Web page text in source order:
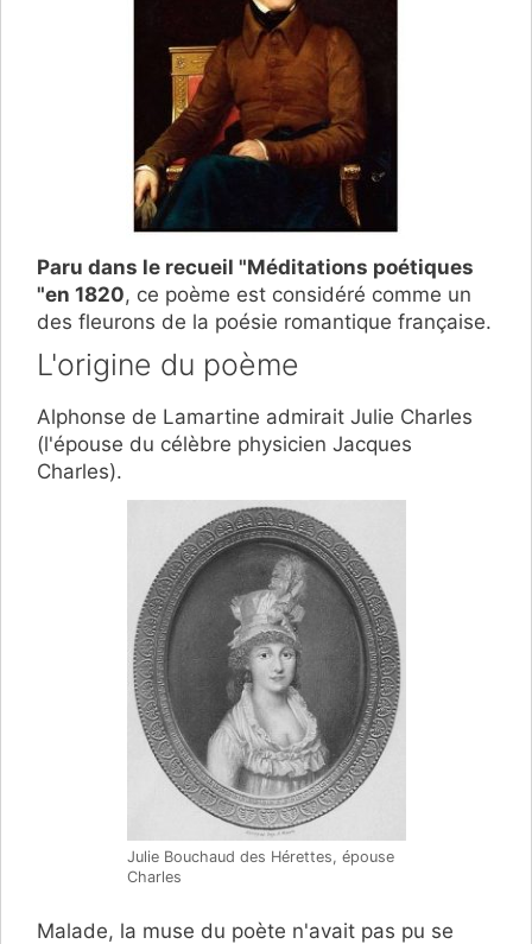
Paru dans le recueil "Méditations poétiques
"en 1820, ce poème est considéré comme un
des fleurons de la poésie romantique française.
L'origine du poème
Alphonse de Lamartine admirait Julie Charles
(l'épouse du célèbre physicien Jacques
Charles).
Julie Bouchaud des Hérettes, épouse
Charles
Malade, la muse du poète n'avait pas pu se